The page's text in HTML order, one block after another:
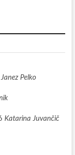
Janez Pelko
Katarina Juvančič